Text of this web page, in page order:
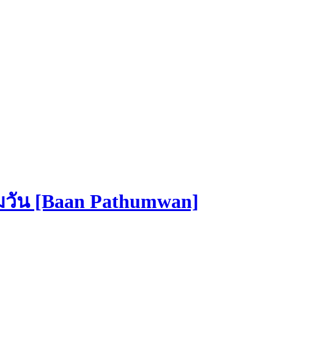
น [Baan Pathumwan]